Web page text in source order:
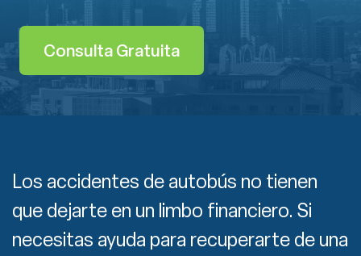
Consulta Gratuita
Los accidentes de autobús no tienen
que dejarte en un limbo financiero. Si
necesitas ayuda para recuperarte de una